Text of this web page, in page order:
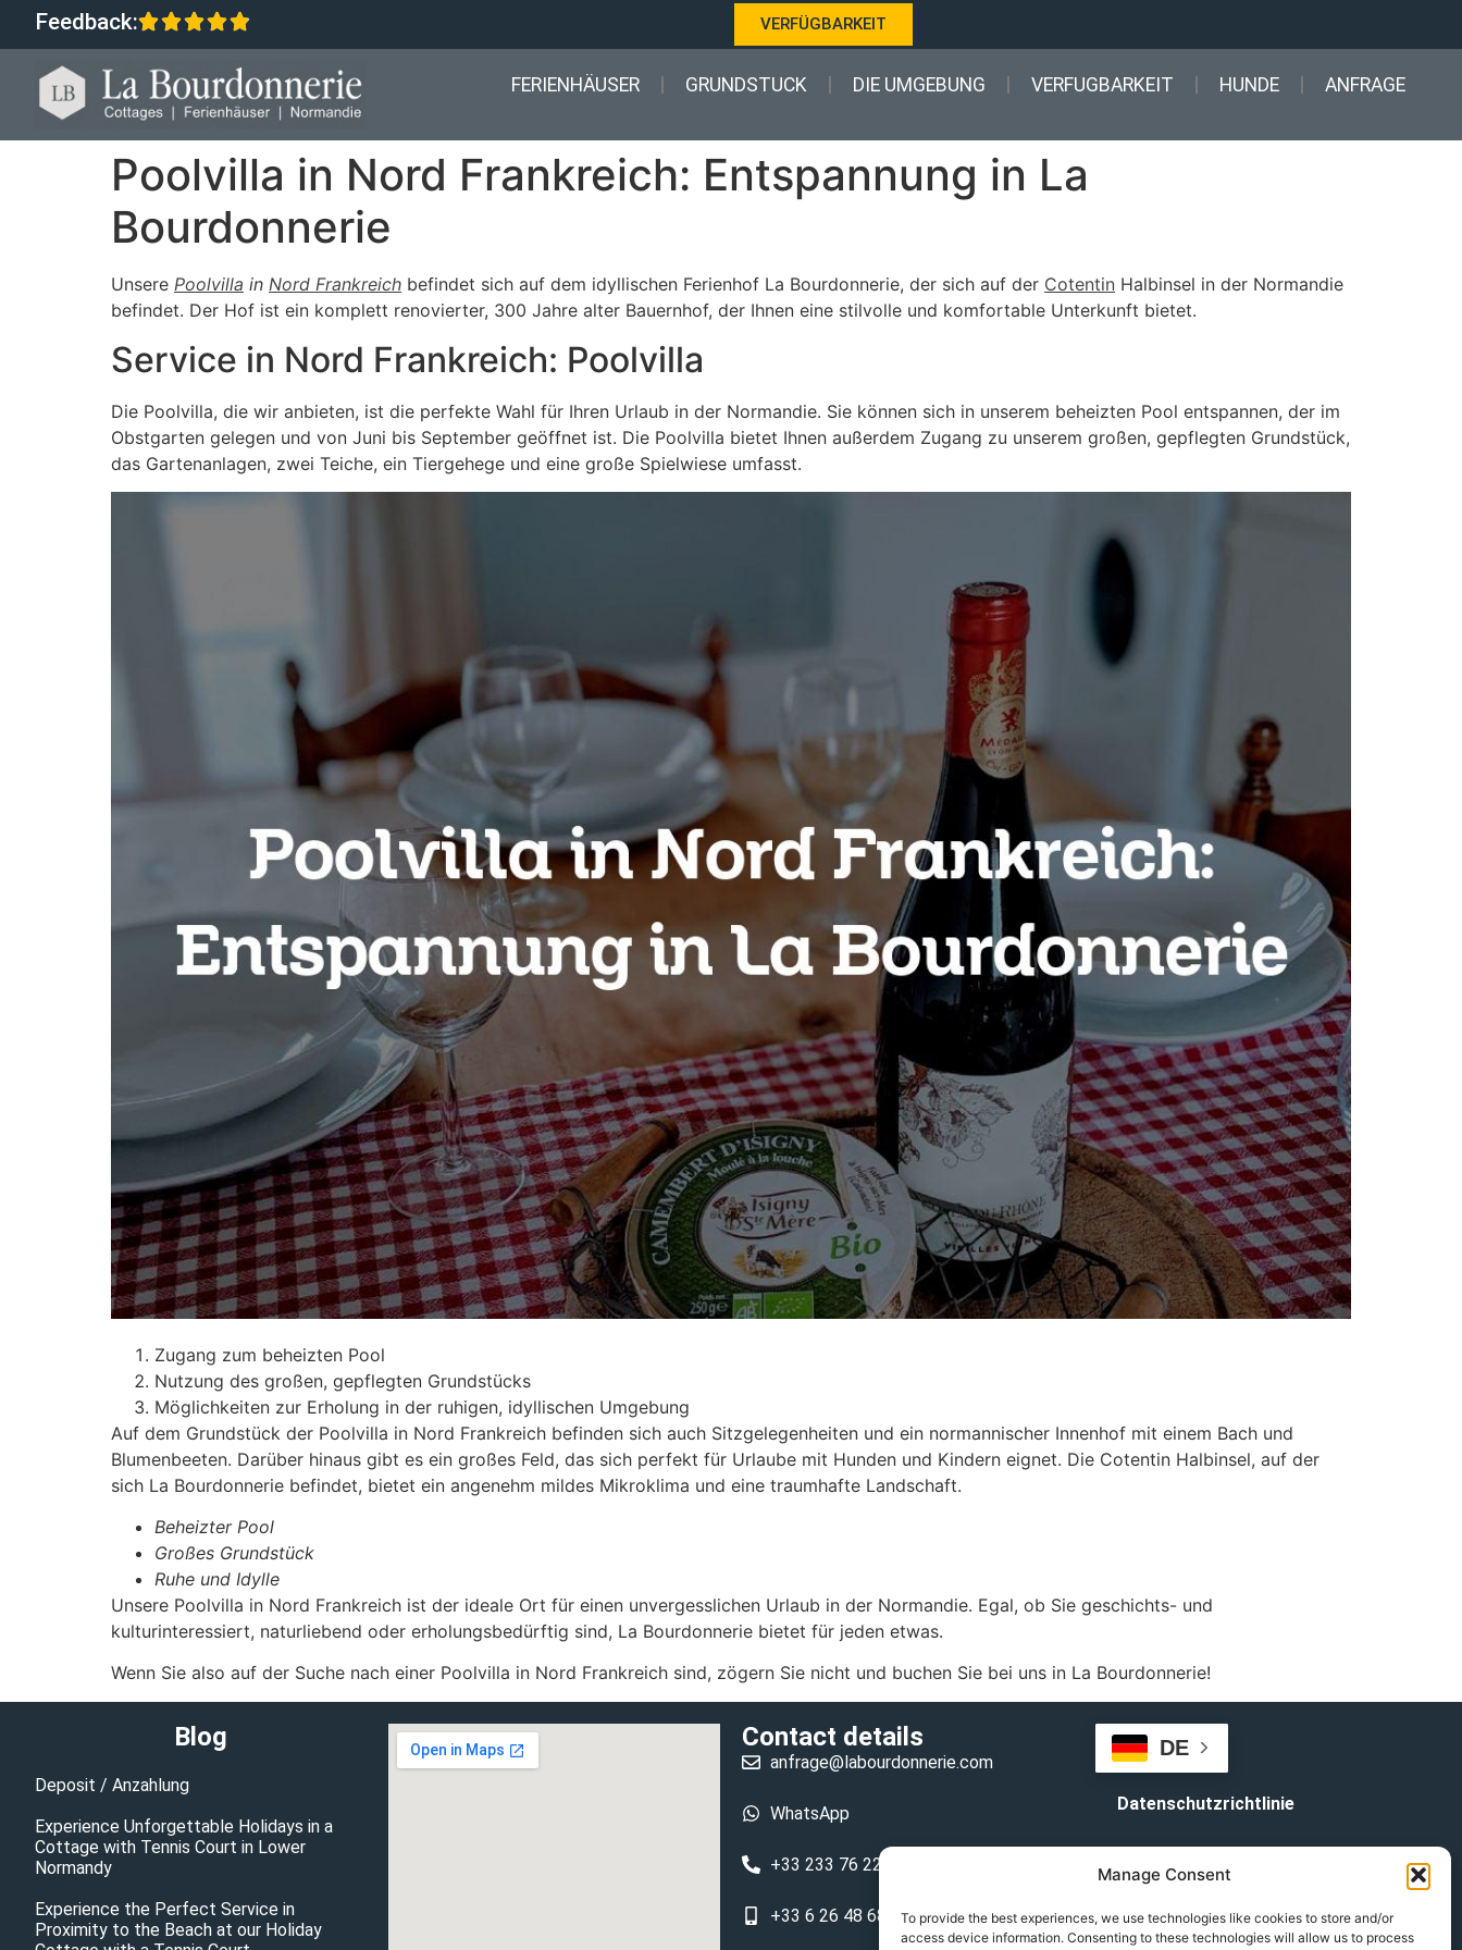
Manage Consent
To provide the best experiences, we use technologies like cookies to store and/or
access device information. Consenting to these technologies will allow us to process
Feedback: VERFÜGBARKEIT
FERIENHÄUSER GRUNDSTUCK DIE UMGEBUNG VERFUGBARKEIT HUNDE ANFRAGE
Poolvilla in Nord Frankreich: Entspannung in La
Bourdonnerie
Unsere Poolvilla in Nord Frankreich befindet sich auf dem idyllischen Ferienhof La Bourdonnerie, der sich auf der Cotentin Halbinsel in der Normandie
befindet. Der Hof ist ein komplett renovierter, 300 Jahre alter Bauernhof, der Ihnen eine stilvolle und komfortable Unterkunft bietet.
Service in Nord Frankreich: Poolvilla
Die Poolvilla, die wir anbieten, ist die perfekte Wahl für Ihren Urlaub in der Normandie. Sie können sich in unserem beheizten Pool entspannen, der im
Obstgarten gelegen und von Juni bis September geöffnet ist. Die Poolvilla bietet Ihnen außerdem Zugang zu unserem großen, gepflegten Grundstück,
das Gartenanlagen, zwei Teiche, ein Tiergehege und eine große Spielwiese umfasst.
Zugang zum beheizten Pool
Nutzung des großen, gepflegten Grundstücks
Möglichkeiten zur Erholung in der ruhigen, idyllischen Umgebung
Auf dem Grundstück der Poolvilla in Nord Frankreich befinden sich auch Sitzgelegenheiten und ein normannischer Innenhof mit einem Bach und
Blumenbeeten. Darüber hinaus gibt es ein großes Feld, das sich perfekt für Urlaube mit Hunden und Kindern eignet. Die Cotentin Halbinsel, auf der
sich La Bourdonnerie befindet, bietet ein angenehm mildes Mikroklima und eine traumhafte Landschaft.
Beheizter Pool
Großes Grundstück
Ruhe und Idylle
Unsere Poolvilla in Nord Frankreich ist der ideale Ort für einen unvergesslichen Urlaub in der Normandie. Egal, ob Sie geschichts- und
kulturinteressiert, naturliebend oder erholungsbedürftig sind, La Bourdonnerie bietet für jeden etwas.
Wenn Sie also auf der Suche nach einer Poolvilla in Nord Frankreich sind, zögern Sie nicht und buchen Sie bei uns in La Bourdonnerie!
Blog
Deposit / Anzahlung
Experience Unforgettable Holidays in a
Cottage with Tennis Court in Lower
Normandy
Experience the Perfect Service in
Proximity to the Beach at our Holiday
Contact details
anfrage@labourdonnerie.com
WhatsApp
+33 233 76 22 49
+33 6 26 48 68 31
DE
Datenschutzrichtlinie
Geschäftsbedingungen